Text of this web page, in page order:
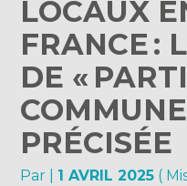
LOCAUX
FRANCE :
DE «
PRÉCISÉE
Par 1 AVRIL 2025 (